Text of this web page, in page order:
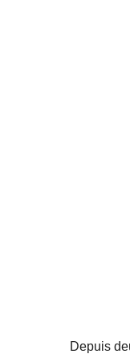
Depuis